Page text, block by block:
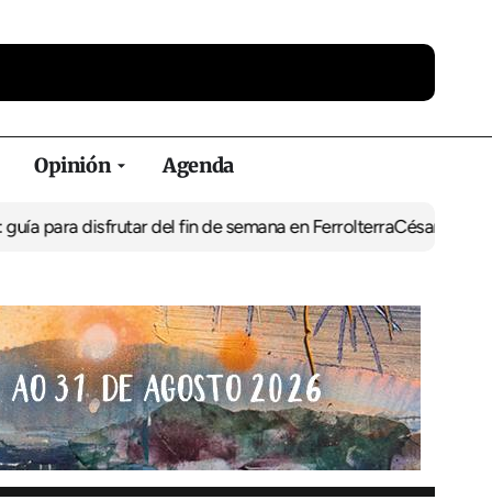
Opinión Agenda
del fin de semana en FerrolterraCésar Pita, capitán